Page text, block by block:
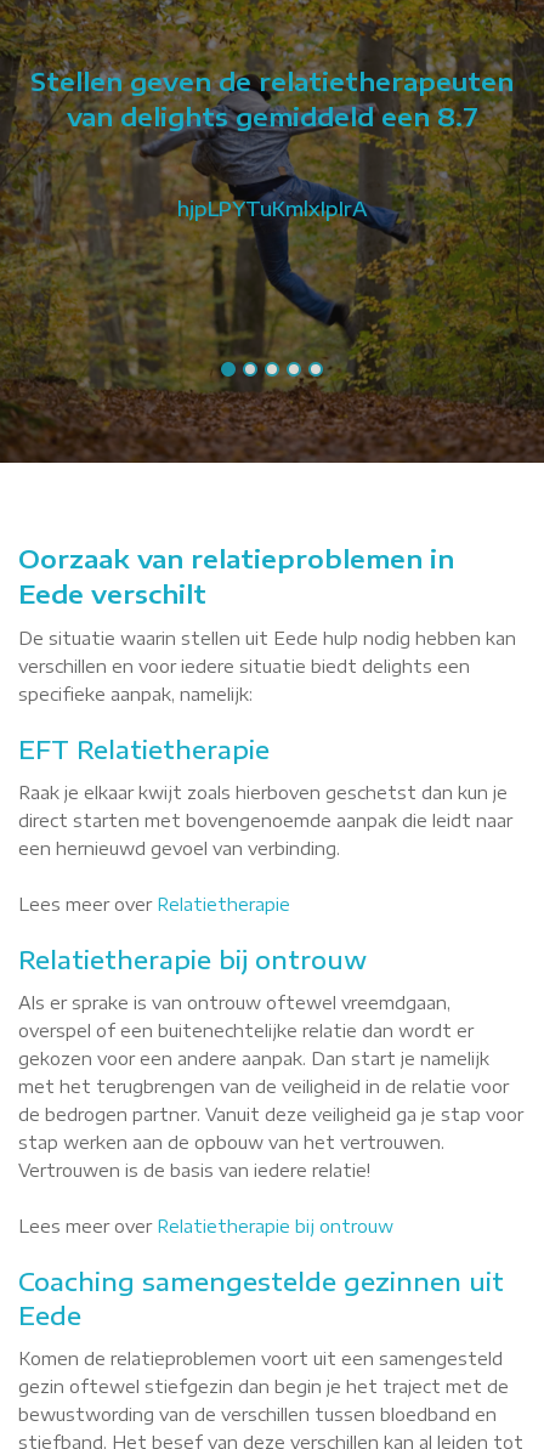
Stellen geven de relatietherapeuten
van delights gemiddeld een 8.7
hjpLPYTuKmlxIpIrA
Oorzaak van relatieproblemen in
Eede verschilt
De situatie waarin stellen uit Eede hulp nodig hebben kan
verschillen en voor iedere situatie biedt delights een
specifieke aanpak, namelijk:
EFT Relatietherapie
Raak je elkaar kwijt zoals hierboven geschetst dan kun je
direct starten met bovengenoemde aanpak die leidt naar
een hernieuwd gevoel van verbinding.
Lees meer over Relatietherapie
Relatietherapie bij ontrouw
Als er sprake is van ontrouw oftewel vreemdgaan,
overspel of een buitenechtelijke relatie dan wordt er
gekozen voor een andere aanpak. Dan start je namelijk
met het terugbrengen van de veiligheid in de relatie voor
de bedrogen partner. Vanuit deze veiligheid ga je stap voor
stap werken aan de opbouw van het vertrouwen.
Vertrouwen is de basis van iedere relatie!
Lees meer over Relatietherapie bij ontrouw
Coaching samengestelde gezinnen uit
Eede
Komen de relatieproblemen voort uit een samengesteld
gezin oftewel stiefgezin dan begin je het traject met de
bewustwording van de verschillen tussen bloedband en
stiefband. Het besef van deze verschillen kan al leiden tot